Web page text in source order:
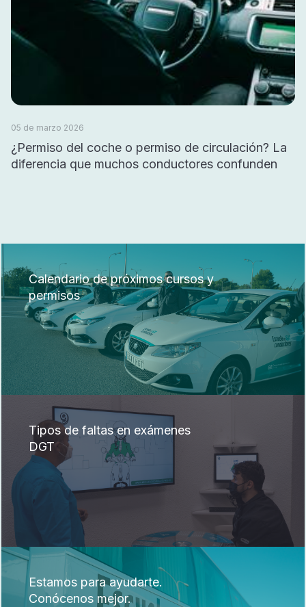
05 de marzo 2026
¿Permiso del coche o permiso de circulación? La
diferencia que muchos conductores confunden
Calendario de próximos cursos y
permisos
Tipos de faltas en exámenes
DGT
Estamos para ayudarte.
Conócenos mejor.